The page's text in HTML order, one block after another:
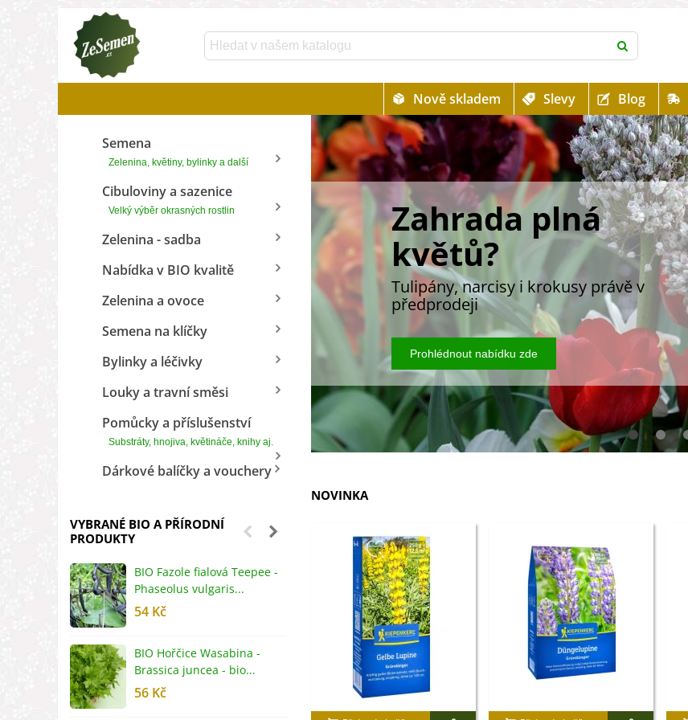
Nově skladem Slevy Blog
Semena
Zelenina, květiny, bylinky a další
Cibuloviny a sazenice
Velký výběr okrasných rostlin
Zelenina - sadba
Nabídka v BIO kvalitě
Zelenina a ovoce
Semena na klíčky
Bylinky a léčivky
Louky a travní směsi
Pomůcky a příslušenství
Substráty, hnojiva, květináče, knihy aj.
Dárkové balíčky a vouchery
VYBRANÉ BIO A PŘÍRODNÍ
PRODUKTY
BIO Fazole fialová Teepee -
Phaseolus vulgaris...
54 Kč
BIO Hořčice Wasabina -
Brassica juncea - bio...
56 Kč
BIO Ředkev bílá Laurin -
Raphanus sativus - bio...
54 Kč
BIO Mangold duhový - Beta
vulgaris - bio semena...
53 Kč
Zahrada plná
květů?
Tulipány, narcisy i krokusy právě v
předprodeji
Prohlédnout nabídku zde
NOVINKA